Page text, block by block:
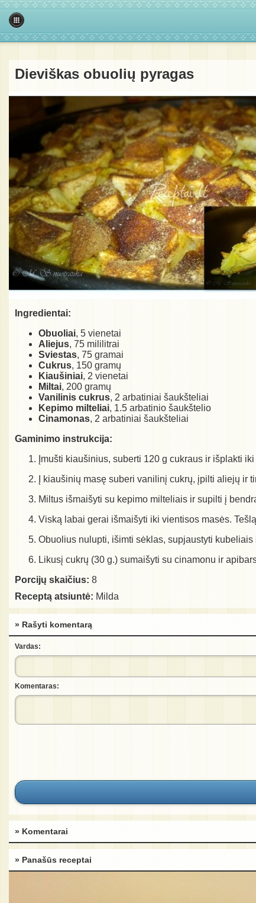
Dieviškas obuolių pyragas
Ingredientai:
Obuoliai, 5 vienetai
Aliejus, 75 mililitrai
Sviestas, 75 gramai
Cukrus, 150 gramų
Kiaušiniai, 2 vienetai
Miltai, 200 gramų
Vanilinis cukrus, 2 arbatiniai šaukšteliai
Kepimo milteliai, 1.5 arbatinio šaukštelio
Cinamonas, 2 arbatiniai šaukšteliai
Gaminimo instrukcija:
Įmušti kiaušinius, suberti 120 g cukraus ir išplakti iki
Į kiaušinių masę suberi vanilinį cukrų, įpilti aliejų ir
Miltus išmaišyti su kepimo milteliais ir supilti į
Viską labai gerai išmaišyti iki vientisos masės.
Obuolius nulupti, išimti sėklas, supjaustyti
Likusį cukrų (30 g.) sumaišyti su cinamonu ir
Porcijų skaičius: 8
Receptą atsiuntė: Milda
» Rašyti komentarą
Vardas:
Komentaras:
» Komentarai
» Panašūs receptai